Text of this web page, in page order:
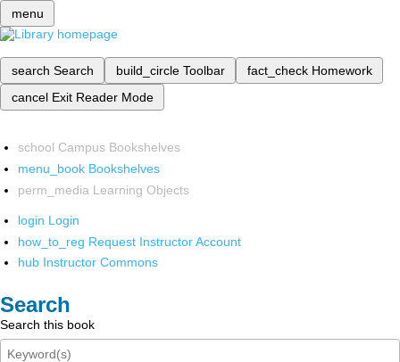
menu
search Search build_circle Toolbar fact_check Homework
cancel Exit Reader Mode
school Campus Bookshelves
menu_book Bookshelves
perm_media Learning Objects
login Login
how_to_reg Request Instructor Account
hub Instructor Commons
Search
Search this book